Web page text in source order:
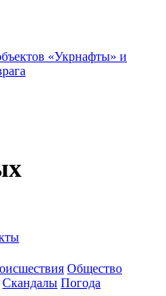
«Укрнафты» и
Общество
Скандалы Погода